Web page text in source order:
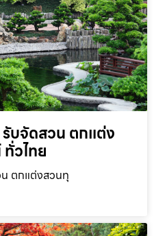
บจัดสวน ตกแต่ง
วไทย
ตกแต่งสวนทุ